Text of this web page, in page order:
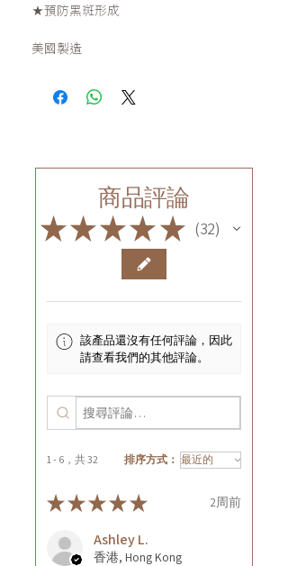
★預防黑斑形成
美國製造
商品評論
★★★★★ 32
32
該產品還沒有任何評論，因此
請查看我們的其他評論。
1 - 6，共 32 排序方式：
★★★★★ 2周前
Ashley L.
香港, Hong Kong